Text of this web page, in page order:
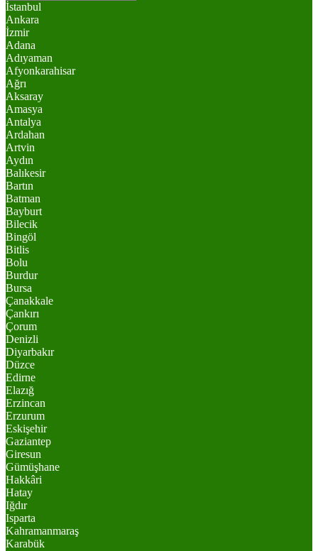
İstanbul
Ankara
İzmir
Adana
Adıyaman
Afyonkarahisar
Ağrı
Aksaray
Amasya
Antalya
Ardahan
Artvin
Aydın
Balıkesir
Bartın
Batman
Bayburt
Bilecik
Bingöl
Bitlis
Bolu
Burdur
Bursa
Çanakkale
Çankırı
Çorum
Denizli
Diyarbakır
Düzce
Edirne
Elazığ
Erzincan
Erzurum
Eskişehir
Gaziantep
Giresun
Gümüşhane
Hakkâri
Hatay
Iğdır
Isparta
Kahramanmaraş
Karabük